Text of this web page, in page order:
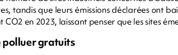
tandis que leurs émissions déclarées ont
CO2 en 2023, laissant penser que les sites
polluer gratuits